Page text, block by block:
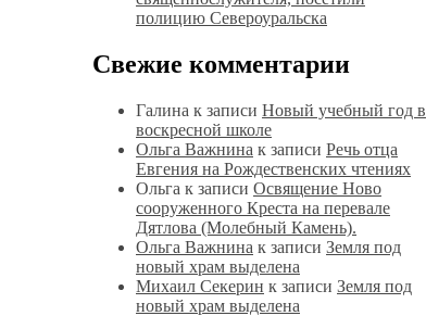
полицию Североуральска
Свежие комментарии
Галина к записи Новый учебный год в
воскресной школе
Ольга Важнина к записи Речь отца
Евгения на Рождественских чтениях
Ольга к записи Освящение Ново
сооруженного Креста на перевале
Дятлова (Молебный Камень).
Ольга Важнина к записи Земля под
новый храм выделена
Михаил Секерин к записи Земля под
новый храм выделена